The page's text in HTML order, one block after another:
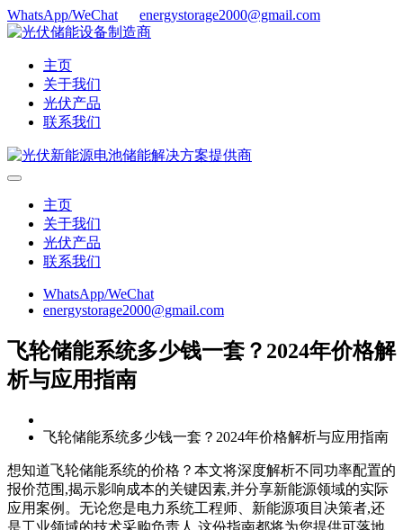
WhatsApp/WeChat energystorage2000@gmail.com
主页
关于我们
光伏产品
联系我们
主页
关于我们
光伏产品
联系我们
WhatsApp/WeChat
energystorage2000@gmail.com
飞轮储能系统多少钱一套？2024年价格解
析与应用指南
飞轮储能系统多少钱一套？2024年价格解析与应用指南
想知道飞轮储能系统的价格？本文将深度解析不同功率配置的
报价范围,揭示影响成本的关键因素,并分享新能源领域的实际
应用案例。无论您是电力系统工程师、新能源项目决策者,还
是工业领域的技术采购负责人,这份指南都将为您提供可落地